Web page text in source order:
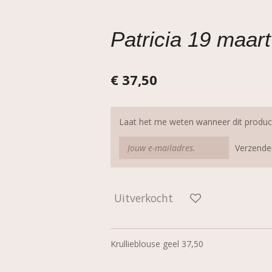
Patricia 19 maart
€ 37,50
Laat het me weten wanneer dit
Uitverkocht
Krullieblouse geel 37,50